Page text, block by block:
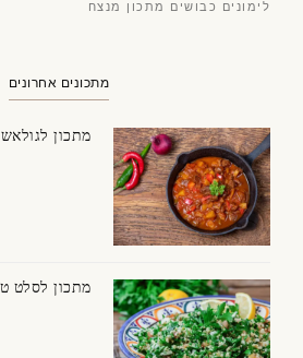
לימונים כבושים מתכון מנצח
מתכונים אחרונים
מתכון
מתכון לסלט